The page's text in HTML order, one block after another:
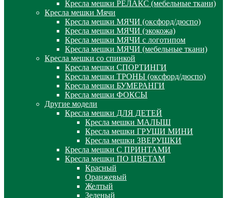
Креслa мешки РЕЛАКС (мебельные ткани)
Кресла мешки Мячи
Кресла мешки МЯЧИ (оксфорд/дюспо)
Кресла мешки МЯЧИ (экокожа)
Кресла мешки МЯЧИ с логотипом
Кресла мешки МЯЧИ (мебельные ткани)
Кресла мешки со спинкой
Кресла мешки СПОРТИНГИ
Кресла мешки ТРОНЫ (оксфорд/дюспо)
Кресла мешки БУМЕРАНГИ
Кресла мешки ФОКСЫ
Другие модели
Кресла мешки ДЛЯ ДЕТЕЙ
Кресла мешки МАЛЫШ
Кресла мешки ГРУШИ МИНИ
Кресла мешки ЗВЕРУШКИ
Кресла мешки С ПРИНТАМИ
Кресла мешки ПО ЦВЕТАМ
Красный
Оранжевый
Желтый
Зеленый